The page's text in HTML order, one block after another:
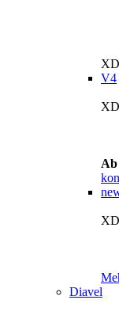
V4
Ab
Diavel